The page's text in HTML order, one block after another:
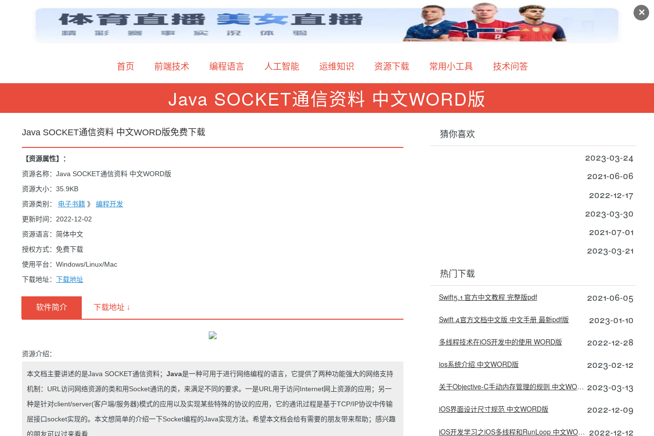
✕
首页 前端技术 编程语言 人工智能 运维知识 资源下载 常用小工具 技术问答
Java SOCKET通信资料 中文WORD版
Java SOCKET通信资料 中文WORD版免费下载
【资源属性】：
资源名称：Java SOCKET通信资料 中文WORD版
资源大小：35.9KB
资源类别： 电子书籍 》 编程开发
更新时间：2022-12-02
资源语言：简体中文
授权方式：免费下载
使用平台：Windows/Linux/Mac
下载地址： 下载地址
软件简介 下载地址 ↓
资源介绍：
本文档主要讲述的是Java SOCKET通信资料； Java是一种可用于进行网络编程的语言，它提供了两种功能强大的网络支持
机制：URL访问网络资源的类和用Socket通讯的类，来满足不同的要求。一是URL用于访问Internet网上资源的应用；另一
种是针对client/server(客户端/服务器)模式的应用以及实现某些特殊的协议的应用，它的通讯过程是基于TCP/IP协议中传输
层接口socket实现的。本文想简单的介绍一下Socket编程的Java实现方法。希望本文档会给有需要的朋友带来帮助；感兴趣
的朋友可以过来看看
猜你喜欢
2023-03-24
2021-06-06
2022-12-17
2023-03-30
2021-07-01
2023-03-21
热门下载
Swift5.1 官方中文教程 完整版pdf 2021-06-05
Swift 4官方文档中文版 中文手册 最新pdf版 2023-01-10
多线程技术在iOS开发中的使用 WORD版 2022-12-28
ios系统介绍 中文WORD版 2023-02-12
关于Objective-C手动内存管理的规则 中文WORD版 2023-03-13
iOS界面设计尺寸规范 中文WORD版 2022-12-09
iOS开发学习之iOS多线程和RunLoop 中文WORD版 2022-12-12